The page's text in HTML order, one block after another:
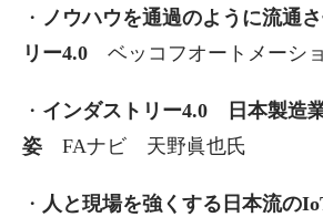
・ ノウハウを通過のように流通
リー4.0 ベッコフオートメーシ
・ インダストリー4.0 日本製造
姿 FAナビ 天野眞也氏
・ 人と現場を強くする日本流の